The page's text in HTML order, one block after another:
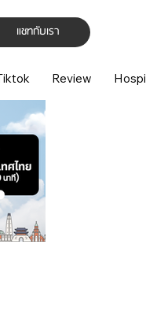
แชทกับเรา
Review